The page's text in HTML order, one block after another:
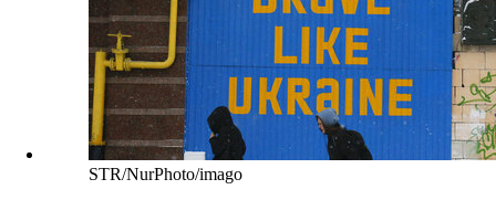
STR/NurPhoto/imago